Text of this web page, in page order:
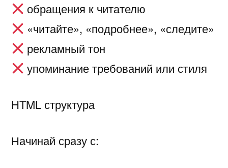
обращения к читателю
«читайте», «подробнее», «следите»
рекламный тон
упоминание требований или стиля
HTML структура
Начинай сразу с: